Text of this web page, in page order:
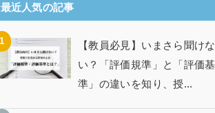
最近人気の記事
【教員必見】いまさら聞けな
い？「評価規準」と「評価基
準」の違いを知り、授...